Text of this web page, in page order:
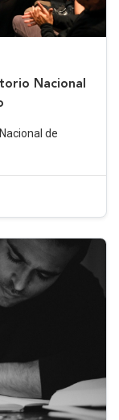
Nacional
de